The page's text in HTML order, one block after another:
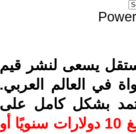
يسعى لنشر قيم
في العالم العربي.
بشكل كامل على
ساهم/ي معنا! بدعمكم بمبلغ 10 دولارات سنويًا أو